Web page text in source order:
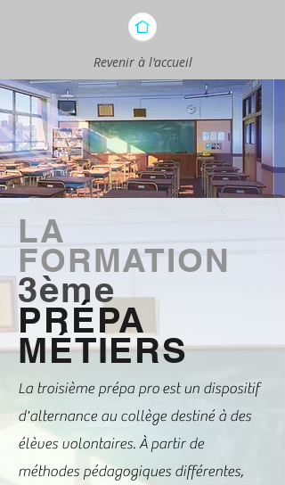
Revenir à l'accueil
LA
FORMATION
3ème
PRÉPA
MÉTIERS
La troisième prépa pro est un dispositif
d'alternance au collège destiné à des
élèves volontaires. À partir de
méthodes pédagogiques différentes,